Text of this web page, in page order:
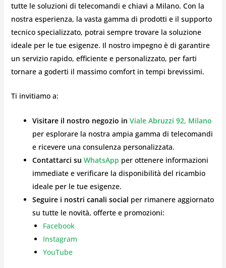
tutte le soluzioni di telecomandi e chiavi a Milano. Con la
nostra esperienza, la vasta gamma di prodotti e il supporto
tecnico specializzato, potrai sempre trovare la soluzione
ideale per le tue esigenze. Il nostro impegno è di garantire
un servizio rapido, efficiente e personalizzato, per farti
tornare a goderti il massimo comfort in tempi brevissimi.
Ti invitiamo a:
Visitare il nostro negozio in Viale Abruzzi 92, Milano
per esplorare la nostra ampia gamma di telecomandi
e ricevere una consulenza personalizzata.
Contattarci su WhatsApp per ottenere informazioni
immediate e verificare la disponibilità del ricambio
ideale per le tue esigenze.
Seguire i nostri canali social per rimanere aggiornato
su tutte le novità, offerte e promozioni:
Facebook
Instagram
YouTube